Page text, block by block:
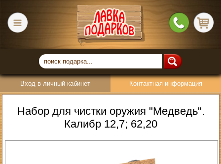
Вход в личный кабинет Контактная информация
Набор для чистки оружия "Медведь".
Калибр 12,7; 62,20